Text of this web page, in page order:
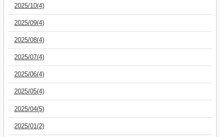
2025/10(4)
2025/09(4)
2025/08(4)
2025/07(4)
2025/06(4)
2025/05(4)
2025/04(5)
2025/01(2)